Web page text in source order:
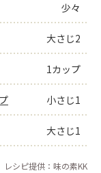
少々
大さじ2
1カップ
小さじ1
大さじ1
レシピ提供：味の素KK